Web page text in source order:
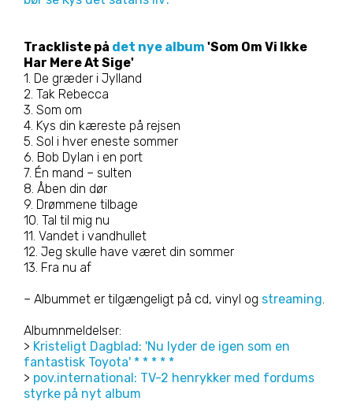
Trackliste på det nye album 'Som Om Vi Ikke
Har Mere At Sige'
1. De græder i Jylland
2. Tak Rebecca
3. Som om
4. Kys din kæreste på rejsen
5. Sol i hver eneste sommer
6. Bob Dylan i en port
7. Én mand – sulten
8. Åben din dør
9. Drømmene tilbage
10. Tal til mig nu
11. Vandet i vandhullet
12. Jeg skulle have været din sommer
13. Fra nu af
– Albummet er tilgængeligt på cd, vinyl og streaming.
Albumnmeldelser:
> Kristeligt Dagblad: 'Nu lyder de igen som en
fantastisk Toyota' * * * * *
> pov.international: TV-2 henrykker med fordums
styrke på nyt album